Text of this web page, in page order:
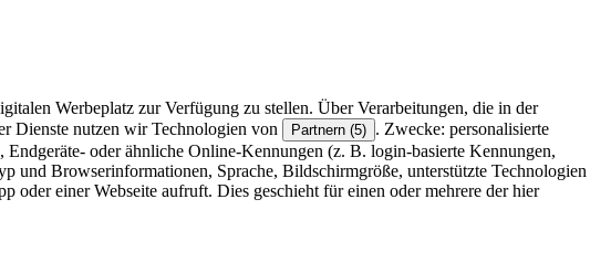
Werbeplatz zur Verfügung zu stellen. Über Verarbeitungen, die in der
Dienste nutzen wir Technologien von Partnern (5) . Zwecke: personalisierte
oder ähnliche Online-Kennungen (z. B. login-basierte Kennungen,
und Browserinformationen, Sprache, Bildschirmgröße, unterstützte Technologien
oder einer Webseite aufruft. Dies geschieht für einen oder mehrere der hier